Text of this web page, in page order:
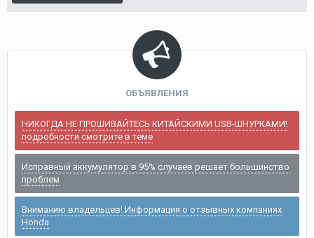
ОБЪЯВЛЕНИЯ
НИКОГДА НЕ ПРОШИВАЙТЕСЬ КИТАЙСКИМИ USB-ШНУРКАМИ!
подробности смотрите в теме
Исправный аккумулятор в 95% случаев решает большинство
проблем
Вниманию владельцев! Информация о отзывных компаниях
Honda